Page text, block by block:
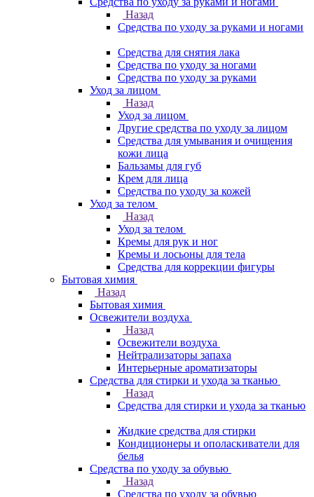
Назад
Средства по уходу за руками и ногами
Средства для снятия лака
Средства по уходу за ногами
Средства по уходу за руками
Уход за лицом
Назад
Уход за лицом
Другие средства по уходу за лицом
Средства для умывания и очищения
кожи лица
Бальзамы для губ
Крем для лица
Средства по уходу за кожей
Уход за телом
Назад
Уход за телом
Кремы для рук и ног
Кремы и лосьоны для тела
Средства для коррекции фигуры
Бытовая химия
Назад
Бытовая химия
Освежители воздуха
Назад
Освежители воздуха
Нейтрализаторы запаха
Интерьерные ароматизаторы
Средства для стирки и ухода за тканью
Назад
Средства для стирки и ухода за тканью
Жидкие средства для стирки
Кондиционеры и ополаскиватели для
белья
Средства по уходу за обувью
Назад
Средства по уходу за обувью